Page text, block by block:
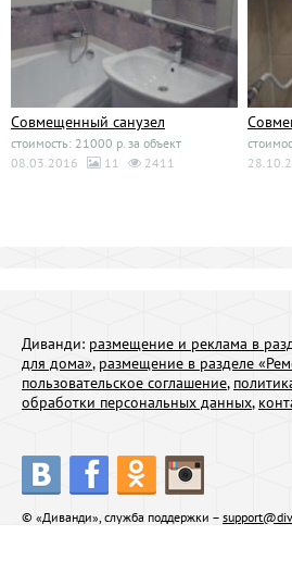
Совмещенный санузел
стоимость: 21000 р. за объект
08.03.2016
11 2411
Диванди: размещение и реклама в
для дома», размещение в разделе
пользовательское соглашение,
обработки персональных данных,
© «Диванди», служба поддержки –